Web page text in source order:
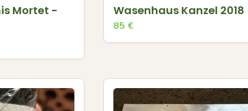
Mortet -
Wasenhaus Kanzel 2018
85 €